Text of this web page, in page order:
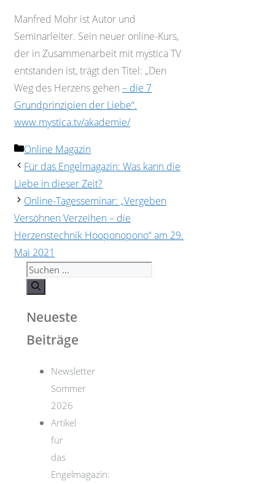
Manfred Mohr ist Autor und
Seminarleiter. Sein neuer online-Kurs,
der in Zusammenarbeit mit mystica TV
entstanden ist, trägt den Titel: „Den
Weg des Herzens gehen – die 7
Grundprinzipien der Liebe“.
www.mystica.tv/akademie/
Kategorien
Online Magazin
Für das Engelmagazin: Was kann die
Liebe in dieser Zeit?
Online-Tagesseminar: „Vergeben
Versöhnen Verzeihen – die
Herzenstechnik Hooponopono“ am 29.
Mai 2021
Suchen
nach:
Neueste
Beiträge
Newsletter
Sommer
2026
Artikel
für
das
Engelmagazin: